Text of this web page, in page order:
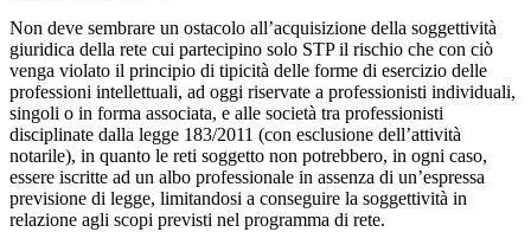
Non deve sembrare un ostacolo all’acquisizione della soggettività
giuridica della rete cui partecipino solo STP il rischio che con ciò
venga violato il principio di tipicità delle forme di esercizio delle
professioni intellettuali, ad oggi riservate a professionisti individuali,
singoli o in forma associata, e alle società tra professionisti
disciplinate dalla legge 183/2011 (con esclusione dell’attività
notarile), in quanto le reti soggetto non potrebbero, in ogni caso,
essere iscritte ad un albo professionale in assenza di un’espressa
previsione di legge, limitandosi a conseguire la soggettività in
relazione agli scopi previsti nel programma di rete.